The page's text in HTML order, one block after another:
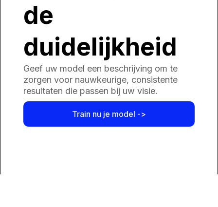
de
duidelijkheid
Geef uw model een beschrijving om te
zorgen voor nauwkeurige, consistente
resultaten die passen bij uw visie.
Train nu je model ->